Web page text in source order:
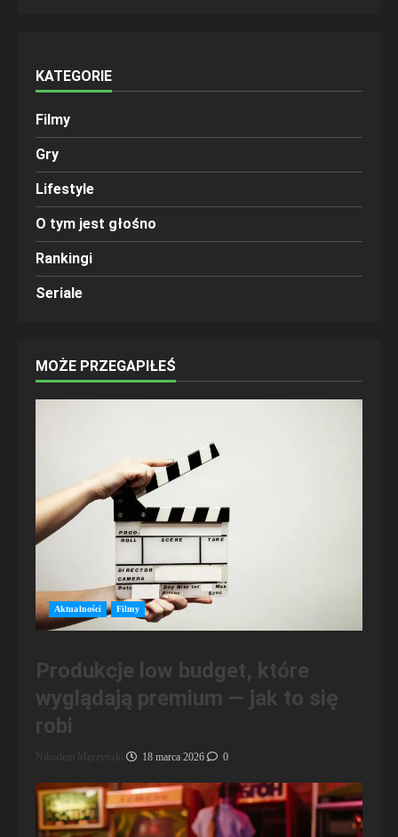
KATEGORIE
Filmy
Gry
Lifestyle
O tym jest głośno
Rankingi
Seriale
MOŻE PRZEGAPIŁEŚ
Aktualności Filmy
Produkcje low budget, które
wyglądają premium — jak to się
robi
Nikodem Męczyński 18 marca 2026 0